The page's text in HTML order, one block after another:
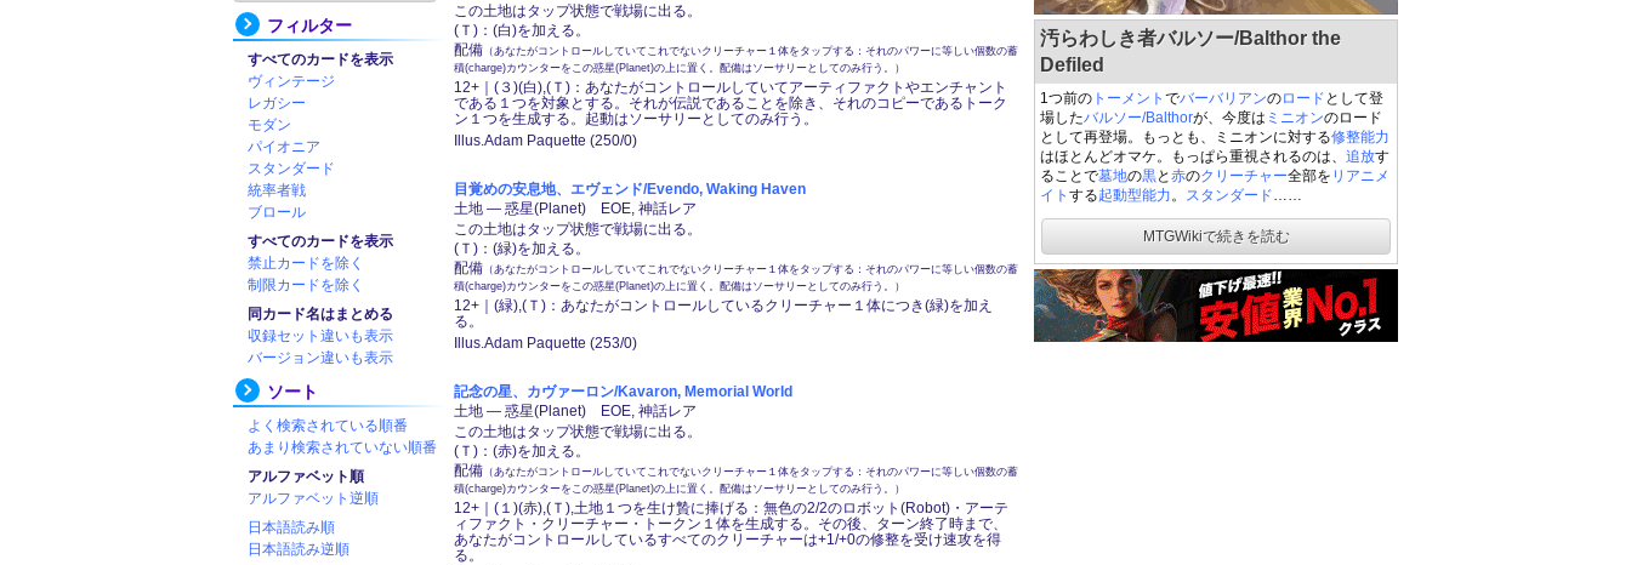
フィルター
すべてのカードを表示
ヴィンテージ
レガシー
モダン
パイオニア
スタンダード
統率者戦
ブロール
すべてのカードを表示
禁止カードを除く
制限カードを除く
同カード名はまとめる
収録セット違いも表示
バージョン違いも表示
ソート
よく検索されている順番
あまり検索されていない順番
アルファベット順
アルファベット逆順
日本語読み順
日本語読み逆順
汚らわしき者バルソー/Balthor the
Defiled
1つ前の トーメント でバーバリアンのロード として登
場したバルソー/Balthorが、今度は ミニオンのロード
として再登場。もっとも、ミニオンに対する修整能力
はほとんどオマケ。もっぱら重視されるのは、 追放す
ることで墓地の黒と赤のクリーチャー全部を リアニメ
イト する起動型能力。 スタンダード……
MTGWikiで続きを読む
この土地はタップ状態で戦場に出る。
(Ｔ)：(白)を加える。
配備 （あなたがコントロールしていてこれでないクリーチャー１体をタップする：それのパワーに等しい個数の蓄
積(charge)カウンターをこの惑星(Planet)の上に置く。配備はソーサリーとしてのみ行う。）
12+｜(３)(白),(Ｔ)：あなたがコントロールしていてアーティファクトやエンチャント
である１つを対象とする。それが伝説であることを除き、それのコピーであるトーク
ン１つを生成する。起動はソーサリーとしてのみ行う。
Illus.Adam Paquette (250/0)
目覚めの安息地、エヴェンド/Evendo, Waking Haven
土地 ― 惑星(Planet) EOE, 神話レア
この土地はタップ状態で戦場に出る。
(Ｔ)：(緑)を加える。
配備 （あなたがコントロールしていてこれでないクリーチャー１体をタップする：それのパワーに等しい個数の蓄
積(charge)カウンターをこの惑星(Planet)の上に置く。配備はソーサリーとしてのみ行う。）
12+｜(緑),(Ｔ)：あなたがコントロールしているクリーチャー１体につき(緑)を加え
る。
Illus.Adam Paquette (253/0)
記念の星、カヴァーロン/Kavaron, Memorial World
土地 ― 惑星(Planet) EOE, 神話レア
この土地はタップ状態で戦場に出る。
(Ｔ)：(赤)を加える。
配備 （あなたがコントロールしていてこれでないクリーチャー１体をタップする：それのパワーに等しい個数の蓄
積(charge)カウンターをこの惑星(Planet)の上に置く。配備はソーサリーとしてのみ行う。）
12+｜(１)(赤),(Ｔ),土地１つを生け贄に捧げる：無色の2/2のロボット(Robot)・アーテ
ィファクト・クリーチャー・トークン１体を生成する。その後、ターン終了時まで、
あなたがコントロールしているすべてのクリーチャーは+1/+0の修整を受け速攻を得
る。